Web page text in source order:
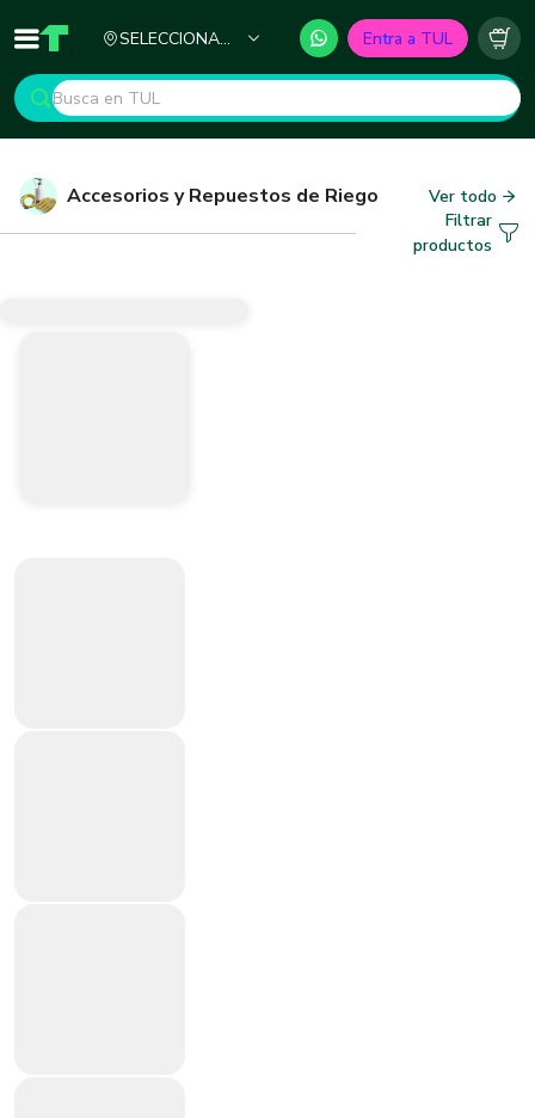
Inicio TUL - Tu Marketplace de Construcción
SELECCIONA
Entra a TUL
Accesorios y Repuestos de Riego
Ver todo
Filtrar
productos